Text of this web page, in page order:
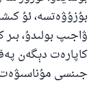
بۇزۇۋەتسە، ئۇ
ۋاجىپ بولىدۇ،
كاپارەت دېگەن
جىنسى مۇناسىۋەت